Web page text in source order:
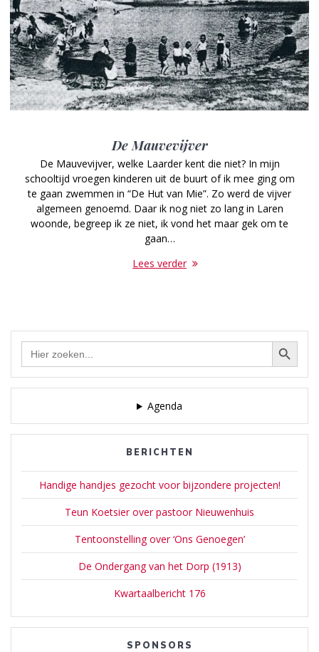
De Mauvevijver
De Mauvevijver, welke Laarder kent die niet? In mijn
schooltijd vroegen kinderen uit de buurt of ik mee ging om
te gaan zwemmen in “De Hut van Mie”. Zo werd de vijver
algemeen genoemd. Daar ik nog niet zo lang in Laren
woonde, begreep ik ze niet, ik vond het maar gek om te
gaan…
Lees verder
Zoek Zoekknop
Agenda
BERICHTEN
Handige handjes gezocht voor bijzondere projecten!
Teun Koetsier over pastoor Nieuwenhuis
Tentoonstelling over ‘Ons Genoegen’
De Ondergang van het Dorp (1913)
Kwartaalbericht 176
SPONSORS